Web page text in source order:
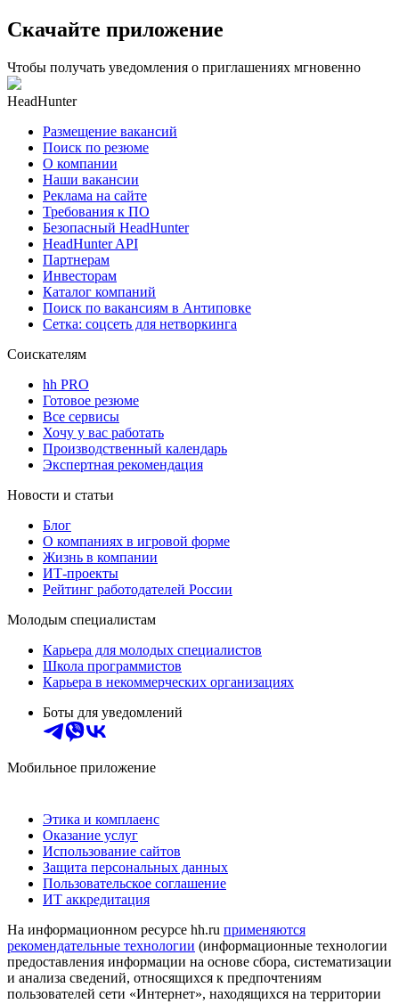
Скачайте приложение
Чтобы получать уведомления о приглашениях мгновенно
HeadHunter
Размещение вакансий
Поиск по резюме
О компании
Наши вакансии
Реклама на сайте
Требования к ПО
Безопасный HeadHunter
HeadHunter API
Партнерам
Инвесторам
Каталог компаний
Поиск по вакансиям в Антиповке
Сетка: соцсеть для нетворкинга
Соискателям
hh PRO
Готовое резюме
Все сервисы
Хочу у вас работать
Производственный календарь
Экспертная рекомендация
Новости и статьи
Блог
О компаниях в игровой форме
Жизнь в компании
ИТ-проекты
Рейтинг работодателей России
Молодым специалистам
Карьера для молодых специалистов
Школа программистов
Карьера в некоммерческих организациях
Боты для уведомлений
Мобильное приложение
Этика и комплаенс
Оказание услуг
Использование сайтов
Защита персональных данных
Пользовательское соглашение
ИТ аккредитация
На информационном ресурсе hh.ru применяются
рекомендательные технологии (информационные технологии
предоставления информации на основе сбора, систематизации
и анализа сведений, относящихся к предпочтениям
пользователей сети «Интернет», находящихся на территории